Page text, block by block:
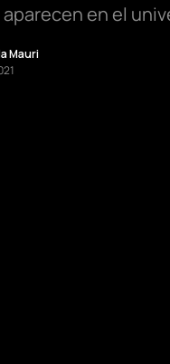
en el
Mauri